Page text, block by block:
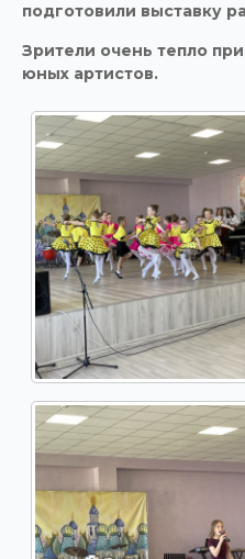
подготовили выставку
Зрители очень тепло
юных артистов.